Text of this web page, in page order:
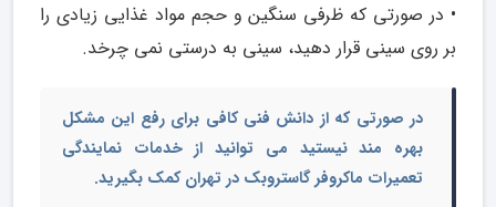
• در صورتی که ظرفی سنگین و حجم مواد غذایی زیادی را
بر روی سینی قرار دهید، سینی به درستی نمی چرخد.
در صورتی که از دانش فنی کافی برای رفع این مشکل
بهره مند نیستید می توانید از خدمات نمایندگی
تعمیرات ماکروفر گاستروبک در تهرانکمک بگیرید.